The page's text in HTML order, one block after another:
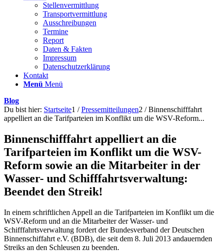
Stellenvermittlung
Transportvermittlung
Ausschreibungen
Termine
Report
Daten & Fakten
Impressum
Datenschutzerklärung
Kontakt
Menü Menü
Blog
Du bist hier: Startseite1 / Pressemitteilungen2 / Binnenschifffahrt
appelliert an die Tarifparteien im Konflikt um die WSV-Reform...
Binnenschifffahrt appelliert an die
Tarifparteien im Konflikt um die WSV-
Reform sowie an die Mitarbeiter in der
Wasser- und Schifffahrtsverwaltung:
Beendet den Streik!
In einem schriftlichen Appell an die Tarifparteien im Konflikt um die
WSV-Reform und an die Mitarbeiter der Wasser- und
Schifffahrtsverwaltung fordert der Bundesverband der Deutschen
Binnenschiffahrt e.V. (BDB), die seit dem 8. Juli 2013 andauernden
Streiks an den Schleusen zu beenden.